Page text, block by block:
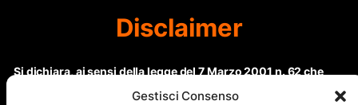
Gestisci Consenso
Disclaimer
Si dichiara, ai sensi della legge del 7 Marzo 2001 n. 62 che
questo sito non rientra nella categoria di “Informazione